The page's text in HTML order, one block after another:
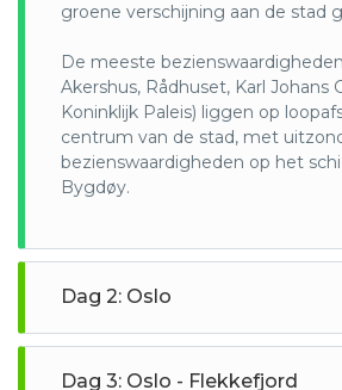
groene verschijning aan de stad
De meeste
Akershus, Rådhuset, Karl Johans
Koninklijk Paleis) liggen op
centrum van de stad, met
bezienswaardigheden op het
Bygdøy.
Dag 2: Oslo
Dag 3: Oslo - Flekkefjord